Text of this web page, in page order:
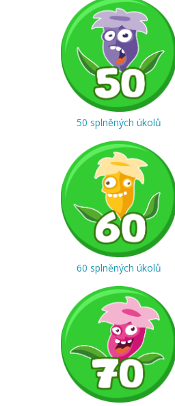
50 splněných úkolů
60 splněných úkolů